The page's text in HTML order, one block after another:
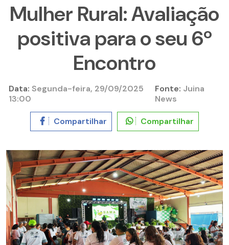
Mulher Rural: Avaliação
positiva para o seu 6º
Encontro
Data: Segunda-feira, 29/09/2025
13:00
Fonte: Juina
News
Compartilhar Compartilhar